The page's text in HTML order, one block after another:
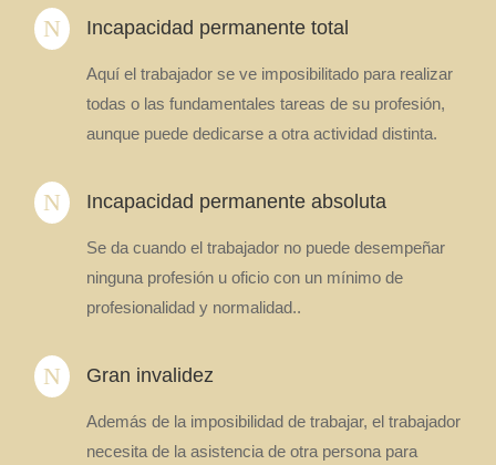
N Incapacidad permanente total
Aquí el trabajador se ve imposibilitado para realizar
todas o las fundamentales tareas de su profesión,
aunque puede dedicarse a otra actividad distinta.
N Incapacidad permanente absoluta
Se da cuando el trabajador no puede desempeñar
ninguna profesión u oficio con un mínimo de
profesionalidad y normalidad..
N Gran invalidez
Además de la imposibilidad de trabajar, el trabajador
necesita de la asistencia de otra persona para